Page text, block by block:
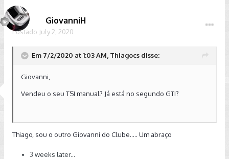
GiovanniH
Postado July 2, 2020
Em 7/2/2020 at 1:03 AM, Thiagocs disse:
Giovanni,
Vendeu o seu TSI manual? Já está no segundo GTI?
Thiago, sou o outro Giovanni do Clube..... Um abraço
3 weeks later...